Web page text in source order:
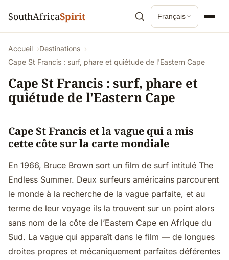
SouthAfricaSpirit Français
Accueil
Destinations
Cape St Francis : surf, phare et quiétude de l'Eastern Cape
Cape St Francis : surf, phare et
quiétude de l'Eastern Cape
Cape St Francis et la vague qui a mis
cette côte sur la carte mondiale
En 1966, Bruce Brown sort un film de surf intitulé The
Endless Summer. Deux surfeurs américains parcourent
le monde à la recherche de la vague parfaite, et au
terme de leur voyage ils la trouvent sur un point alors
sans nom de la côte de l’Eastern Cape en Afrique du
Sud. La vague qui apparaît dans le film — de longues
droites propres et mécaniquement parfaites déférentes